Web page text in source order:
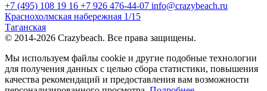
+7 (495) 108 19 16 +7 926 476-44-07 info@crazybeach.ru
Краснохолмская набережная 1/15
Таганская
© 2014-2026 Crazybeach. Все права защищены.
Мы используем файлы cookie и другие подобные технологии
для получения данных с целью сбора статистики, повышения
качества рекомендаций и предоставления вам возможности